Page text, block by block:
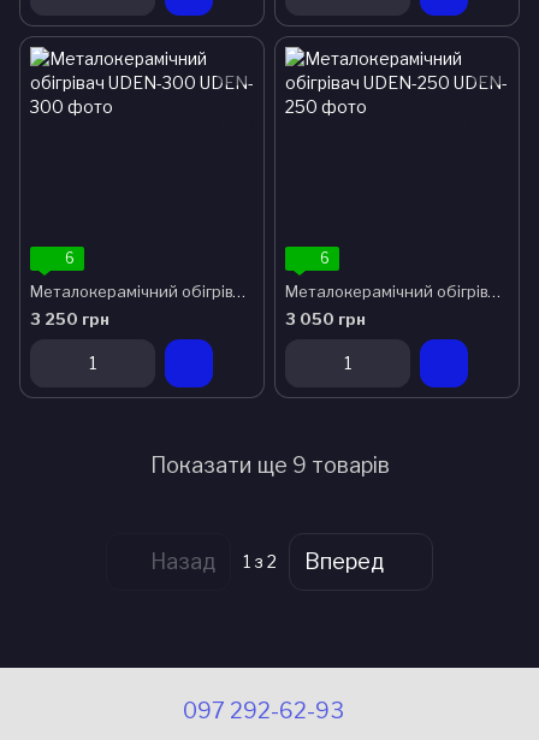
6
Металокерамічний обігрівач UDEN-300
3 250 грн
6
Металокерамічний обігрівач UDEN-250
3 050 грн
Показати ще 9 товарів
Назад 1 з 2 Вперед
097 292-62-93